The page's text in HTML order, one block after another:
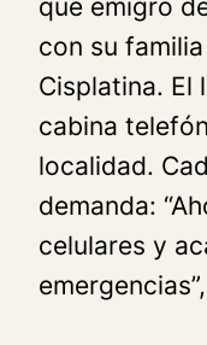
que emigró
con su
Cisplatina. El
cabina
localidad.
demanda:
celulares y